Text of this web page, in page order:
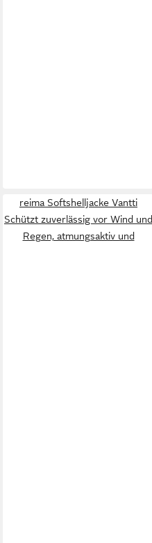
reima Softshelljacke Vantti
Schützt zuverlässig vor Wind und
Regen, atmungsaktiv und